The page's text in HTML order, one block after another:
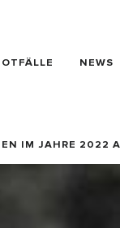
NEWS
IM JAHRE 2022